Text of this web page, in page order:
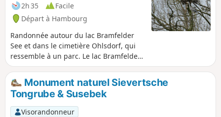
2h 35
Facile
Départ à Hambourg
Randonnée autour du lac Bramfelder
See et dans le cimetière Ohlsdorf, qui
ressemble à un parc. Le lac Bramfelder
See et le cimetière sont tous deux des
endroits parfaits pour observer les
oiseaux. Avec un peu de chance, vous
apercevrez même les jolis martins-
pêcheurs bleus.
Monument naturel Sievertsche
Tongrube & Susebek
Visorandonneur